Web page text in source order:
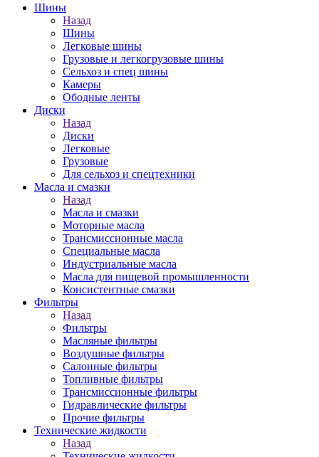
Шины
Назад
Шины
Легковые шины
Грузовые и легкогрузовые шины
Сельхоз и спец шины
Камеры
Ободные ленты
Диски
Назад
Диски
Легковые
Грузовые
Для сельхоз и спецтехники
Масла и смазки
Назад
Масла и смазки
Моторные масла
Трансмиссионные масла
Специальные масла
Индустриальные масла
Масла для пищевой промышленности
Консистентные смазки
Фильтры
Назад
Фильтры
Масляные фильтры
Воздушные фильтры
Салонные фильтры
Топливные фильтры
Трансмиссионные фильтры
Гидравлические фильтры
Прочие фильтры
Технические жидкости
Назад